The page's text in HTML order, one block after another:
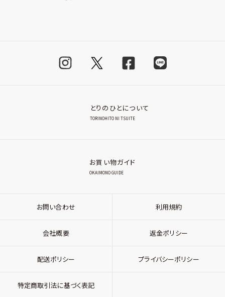
とりのひとについて
TORINOHITO NI TSUITE
お買い物ガイド
OKAIMONO GUIDE
お問い合わせ 利用規約
会社概要 返金ポリシー
配送ポリシー プライバシーポリシー
特定商取引法に基づく表記